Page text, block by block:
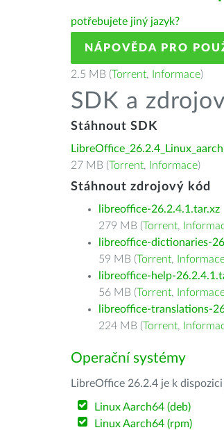
potřebujete jiný jazyk?
NÁPOVĚDA PRO
2.5 MB (Torrent, Informace)
SDK a
Stáhnout SDK
27 MB (Torrent, Informace)
Stáhnout zdrojový kód
libreoffice-26.2.4.1.tar.xz
279 MB (Torrent,
libreoffice-dictionaries-
59 MB (Torrent,
libreoffice-help-
56 MB (Torrent,
libreoffice-translations-
224 MB (Torrent,
Operační systémy
LibreOffice 26.2.4 je k
Linux Aarch64 (deb)
Linux Aarch64 (rpm)